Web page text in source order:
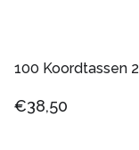
100 Koordtassen
€38,50